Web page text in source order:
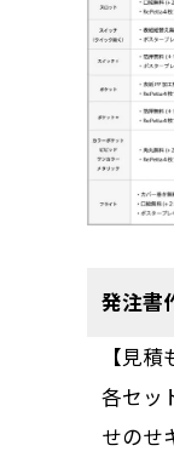
発注書
【見
各セッ
せのせ